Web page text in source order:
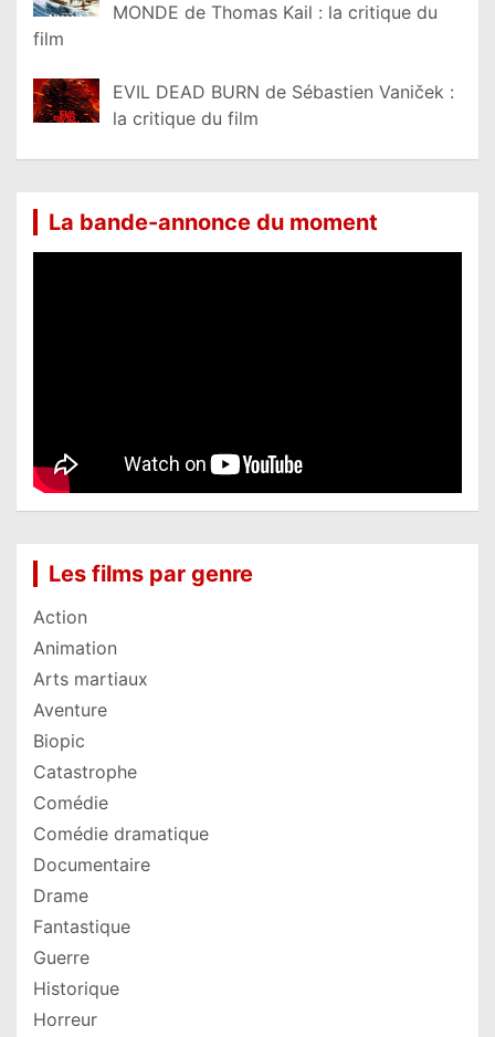
MONDE de Thomas Kail : la critique du
film
EVIL DEAD BURN de Sébastien Vaniček :
la critique du film
La bande-annonce du moment
Les films par genre
Action
Animation
Arts martiaux
Aventure
Biopic
Catastrophe
Comédie
Comédie dramatique
Documentaire
Drame
Fantastique
Guerre
Historique
Horreur